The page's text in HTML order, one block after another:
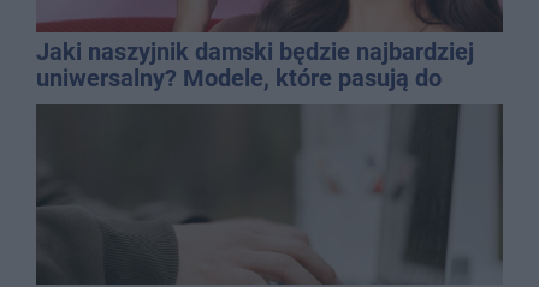
Jaki naszyjnik damski będzie najbardziej
uniwersalny? Modele, które pasują do
wielu stylizacji